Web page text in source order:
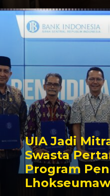
UIA Jadi
Swasta
Program